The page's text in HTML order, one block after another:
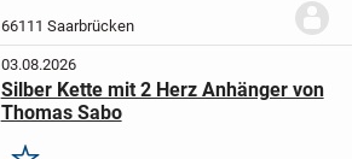
Gebrauchsspuren.Der Ring ist mit einem
66111 Saarbrücken
03.08.2026
Silber Kette mit 2 Herz Anhänger von
Thomas Sabo